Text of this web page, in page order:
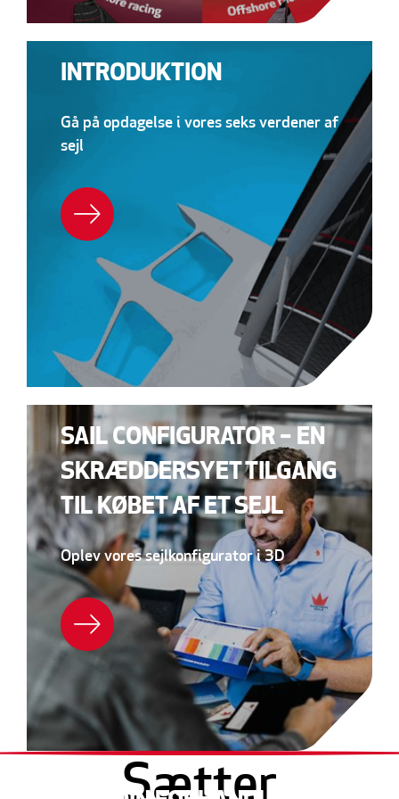
INTRODUKTION
Gå på opdagelse i vores seks verdener af
sejl
SAIL CONFIGURATOR – EN
SKRÆDDERSYET TILGANG
TIL KØBET AF ET SEJL
Oplev vores sejlkonfigurator i 3D
Sætter